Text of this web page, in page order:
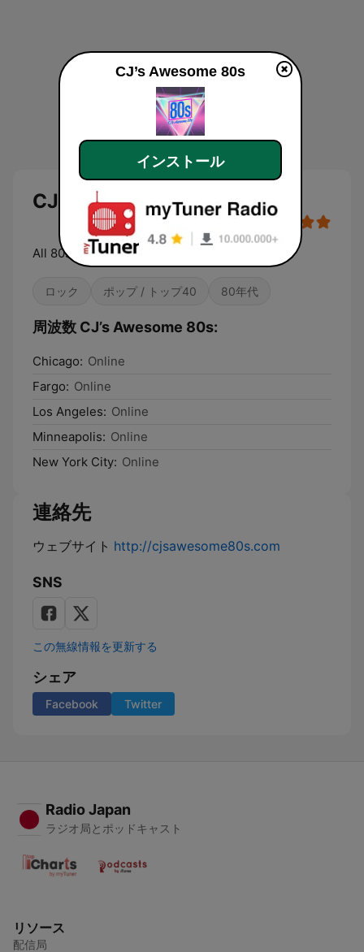
CJ’s Awesome 80s
All 80s Music & MORE!
ロック ポップ / トップ40 80年代
周波数 CJ’s Awesome 80s:
Chicago: Online
Fargo: Online
Los Angeles: Online
Minneapolis: Online
New York City: Online
連絡先
ウェブサイト http://cjsawesome80s.com
SNS
この無線情報を更新する
シェア
Facebook Twitter
Radio Japan
ラジオ局とポッドキャスト
リソース
配信局
CJ’s Awesome 80s
インストール